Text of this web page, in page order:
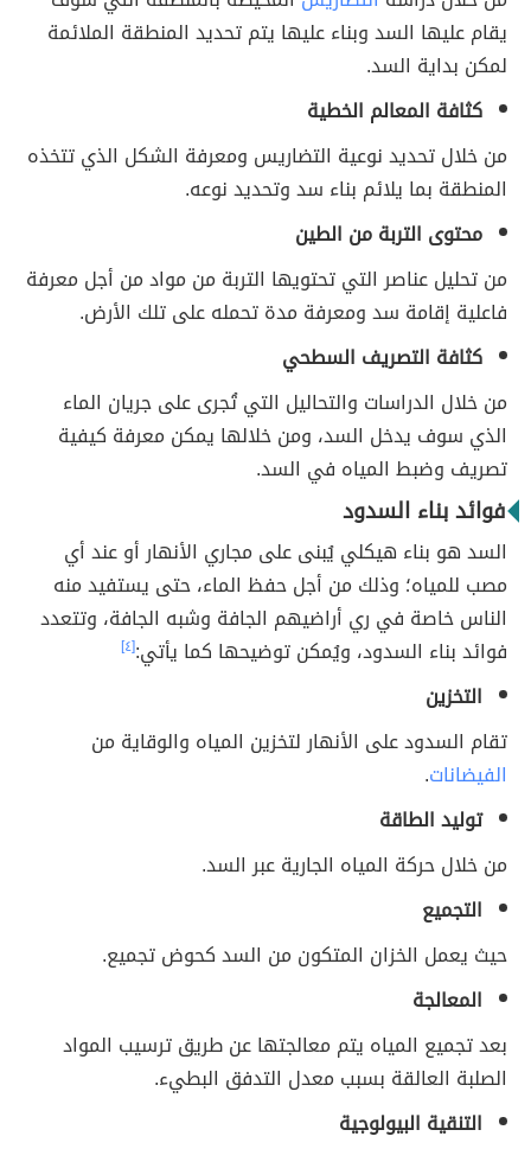
يقام عليها السد وبناء عليها يتم تحديد المنطقة الملائمة
لمكن بداية السد.
كثافة المعالم الخطية
من خلال تحديد نوعية التضاريس ومعرفة الشكل الذي تتخذه
المنطقة بما يلائم بناء سد وتحديد نوعه.
محتوى التربة من الطين
من تحليل عناصر التي تحتويها التربة من مواد من أجل معرفة
فاعلية إقامة سد ومعرفة مدة تحمله على تلك الأرض.
كثافة التصريف السطحي
من خلال الدراسات والتحاليل التي تُجرى على جريان الماء
الذي سوف يدخل السد، ومن خلالها يمكن معرفة كيفية
تصريف وضبط المياه في السد.
فوائد بناء السدود
السد هو بناء هيكلي يُبنى على مجاري الأنهار أو عند أي
مصب للمياه؛ وذلك من أجل حفظ الماء، حتى يستفيد منه
الناس خاصة في ري أراضيهم الجافة وشبه الجافة، وتتعدد
فوائد بناء السدود، ويُمكن توضيحها كما يأتي:[٤]
التخزين
تقام السدود على الأنهار لتخزين المياه والوقاية من
الفيضانات.
توليد الطاقة
من خلال حركة المياه الجارية عبر السد.
التجميع
حيث يعمل الخزان المتكون من السد كحوض تجميع.
المعالجة
بعد تجميع المياه يتم معالجتها عن طريق ترسيب المواد
الصلبة العالقة بسبب معدل التدفق البطيء.
التنقية البيولوجية